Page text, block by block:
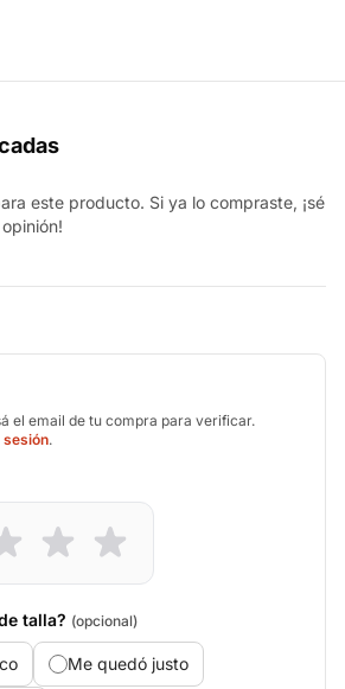
este producto. Si ya lo compraste, ¡sé
el email de tu compra para verificar.
sesión.
talla? (opcional)
Me quedó justo